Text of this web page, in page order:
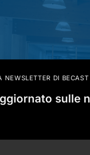
NEWSLETTER DI
sulle